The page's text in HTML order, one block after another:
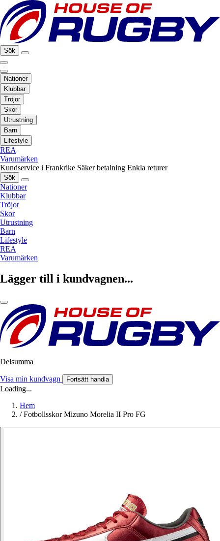
Sök
Nationer
Klubbar
Tröjor
Skor
Utrustning
Barn
Lifestyle
REA
Varumärken
Kundservice i Frankrike Säker betalning Enkla returer
Sök
Nationer
Klubbar
Tröjor
Skor
Utrustning
Barn
Lifestyle
REA
Varumärken
Lägger till i kundvagnen...
Delsumma
Visa min kundvagn Fortsätt handla
Loading...
Hem
/ Fotbollsskor Mizuno Morelia II Pro FG